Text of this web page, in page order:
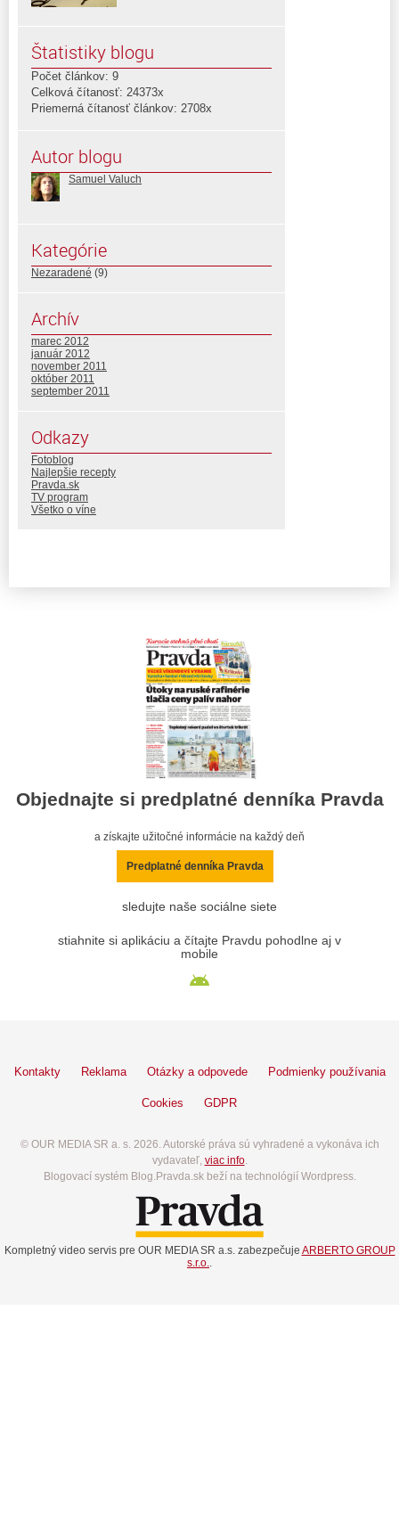
Štatistiky blogu
Počet článkov: 9
Celková čítanosť: 24373x
Priemerná čítanosť článkov: 2708x
Autor blogu
Samuel Valuch
Kategórie
Nezaradené (9)
Archív
marec 2012
január 2012
november 2011
október 2011
september 2011
Odkazy
Fotoblog
Najlepšie recepty
Pravda.sk
TV program
Všetko o víne
Objednajte si predplatné denníka Pravda
a získajte užitočné informácie na každý deň
Predplatné denníka Pravda
sledujte naše sociálne siete
stiahnite si aplikáciu a čítajte Pravdu pohodlne aj v
mobile
Kontakty Reklama Otázky a odpovede Podmienky používania
Cookies GDPR
© OUR MEDIA SR a. s. 2026. Autorské práva sú vyhradené a vykonáva ich
vydavateľ, viac info.
Blogovací systém Blog.Pravda.sk beží na technológií Wordpress.
Kompletný video servis pre OUR MEDIA SR a.s. zabezpečuje ARBERTO GROUP
s.r.o..